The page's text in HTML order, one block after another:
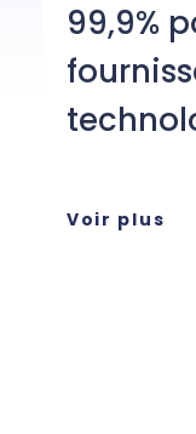
99,9%
Voir plus